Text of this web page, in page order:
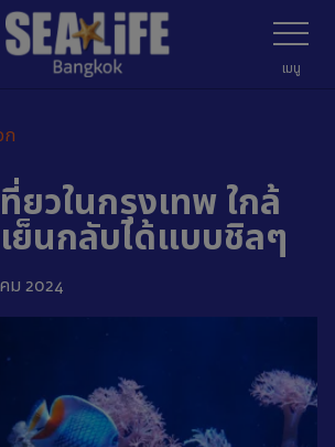
เลือก
เมนู
เมนู
ก
ยวในกรุงเทพ ใกล้
เย็นกลับได้แบบชิลๆ
ม 2024